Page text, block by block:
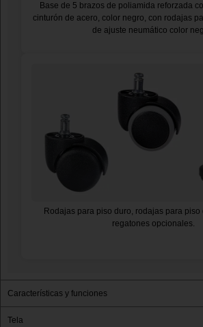
Base de 5 brazos de poliamida reforzada
cinturón de acero, color negro, con rodajas
de ajuste neumático color
Rodajas para piso duro, rodajas para piso
regatones opcionales.
Características y funciones
Tela